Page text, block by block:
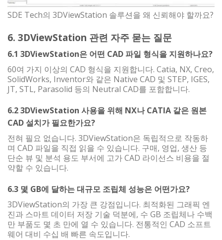
SDE Tech의 3DViewStation 솔루션을 왜 신뢰해야 할까요?
6. 3DViewStation 관련 자주 묻는 질문
6.1 3DViewStation은 어떤 CAD 파일 형식을 지원하나요?
60여 가지 이상의 CAD 형식을 지원합니다. Catia, NX, Creo,
SolidWorks, Inventor와 같은 Native CAD 및 STEP, IGES,
JT, STL, Parasolid 등의 Neutral CAD를 포함합니다.
6.2 3DViewStation 사용을 위해 NX나 CATIA 같은 원본
CAD 설치가 필요한가요?
전혀 필요 없습니다. 3DViewStation은 독립적으로 작동하
며 CAD 파일을 직접 읽을 수 있습니다. 구매, 영업, 생산 등
단순 뷰 및 분석 용도 부서에 고가 CAD 라이선스 비용을 절
약할 수 있습니다.
6.3 몇 GB에 달하는 대규모 조립체 성능은 어떤가요?
3DViewStation의 가장 큰 강점입니다. 최적화된 그래픽 엔
진과 스마트 데이터 저장 기술 덕분에, 수 GB 조립체나 수백
만 부품도 몇 초 만에 열 수 있습니다. 전통적인 CAD 소프트
웨어 대비 수십 배 빠른 속도입니다.